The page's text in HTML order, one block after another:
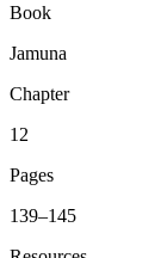
Book
Jamuna
Chapter
12
Pages
139–145